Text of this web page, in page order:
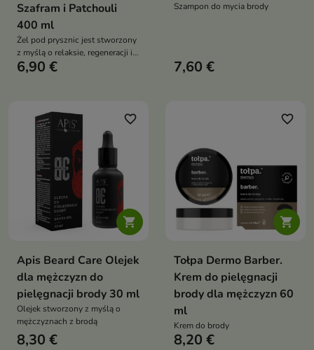
Szafram i Patchouli
400 ml
Żel pod prysznic jest stworzony
z myślą o relaksie, regeneracji i
nawilżeniu skóry
6,90 €
Szampon do mycia brody
7,60 €

favorite_border
Apis Beard Care Olejek
dla mężczyzn do
pielęgnacji brody 30 ml
Olejek stworzony z myślą o
mężczyznach z brodą
8,30 €

favorite_border
Tołpa Dermo Barber.
Krem do pielęgnacji
brody dla mężczyzn 60
ml
Krem do brody
8,20 €